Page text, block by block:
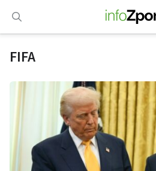
contenido
FIFA